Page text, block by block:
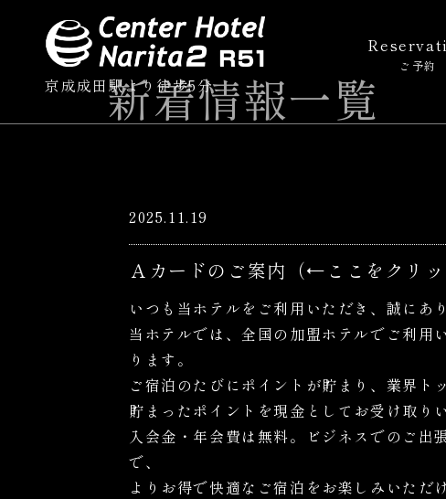
京成成田駅より徒歩5分
ご予約
新着情報一覧
2025.11.19
Ａカードのご案内（←ここをクリッ
いつも当ホテルをご利用いただき、誠にあ
当ホテルでは、全国の加盟ホテルでご利用
ります。
ご宿泊のたびにポイントが貯まり、業界ト
貯まったポイントを現金としてお受け取り
入会金・年会費は無料。ビジネスでのご出
で、
よりお得で快適なご宿泊をお楽しみいただ